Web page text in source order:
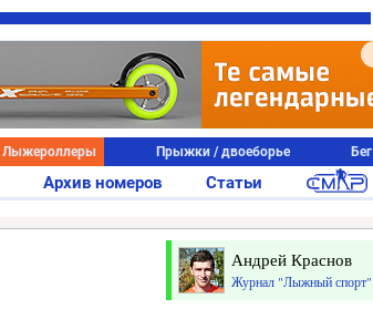
Лыжероллеры Прыжки / двоеборье Бег
Архив номеров Статьи
Андрей Краснов
Журнал "Лыжный спорт"